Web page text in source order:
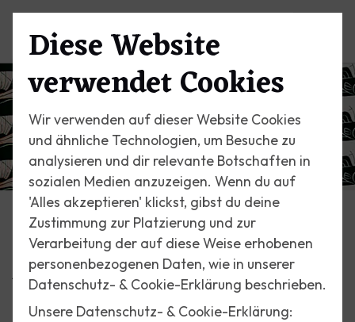
Diese Website
verwendet Cookies
Wir verwenden auf dieser Website Cookies
und ähnliche Technologien, um Besuche zu
analysieren und dir relevante Botschaften in
sozialen Medien anzuzeigen. Wenn du auf
'Alles akzeptieren' klickst, gibst du deine
Zustimmung zur Platzierung und zur
Verarbeitung der auf diese Weise erhobenen
personenbezogenen Daten, wie in unserer
Datenschutz- & Cookie-Erklärung beschrieben.
Unsere Datenschutz- & Cookie-Erklärung:
Programm
Ausstellungen